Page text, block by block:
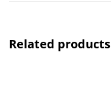
Related products